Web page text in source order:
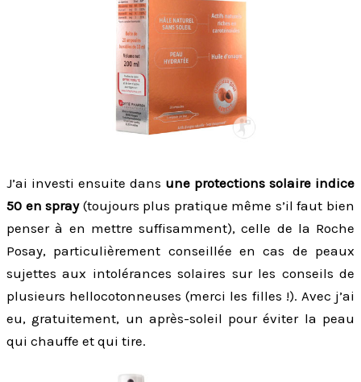
J’ai investi ensuite dans une protections solaire indice
50 en spray(toujours plus pratique même s’il faut bien
penser à en mettre suffisamment), celle de la Roche
Posay, particulièrement conseillée en cas de peaux
sujettes aux intolérances solaires sur les conseils de
plusieurs hellocotonneuses (merci les filles !). Avec j’ai
eu, gratuitement, un après-soleil pour éviter la peau
qui chauffe et qui tire.